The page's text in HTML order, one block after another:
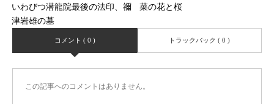
いわびつ潜龍院最後の法印、禰
津岩雄の墓
菜の花と桜
コメント ( 0 ) トラックバック ( 0 )
この記事へのコメントはありません。